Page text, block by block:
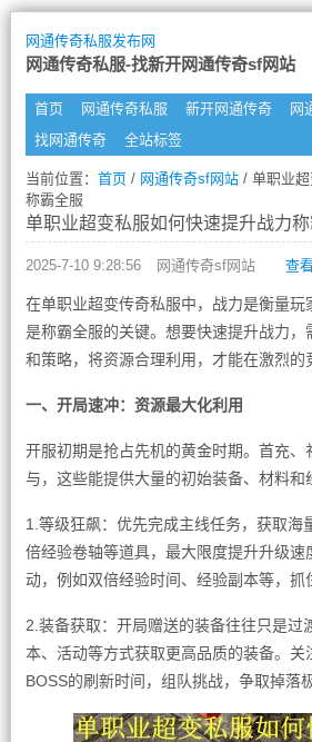
网通传奇私服发布网
网通传奇私服-找新开网通传奇sf网站
首页 网通传奇私服 新开网通传奇
网
找网通传奇
全站标签
当前位置： 首页/ 网通传奇sf网站/ 单职业超
称霸全服
单职业超变私服如何快速提升战力
2025-7-10 9:28:56 网通传奇sf网站 查
在单职业超变传奇私服中，战力是衡量玩
是称霸全服的关键。想要快速提升战力，
和策略，将资源合理利用，才能在激烈的
一、开局速冲：资源最大化利用
开服初期是抢占先机的黄金时期。首充、
与，这些能提供大量的初始装备、材料和
1.等级狂飙：优先完成主线任务，获取海
倍经验卷轴等道具，最大限度提升升级速
动，例如双倍经验时间、经验副本等，抓
2.装备获取：开局赠送的装备往往只是过
本、活动等方式获取更高品质的装备。关
BOSS的刷新时间，组队挑战，争取掉落